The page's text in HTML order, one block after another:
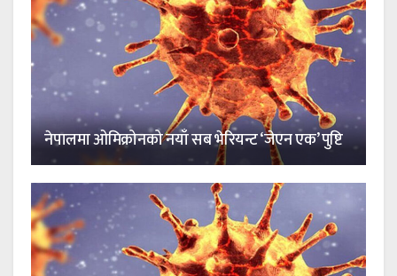
नेपालमा ओमिक्रोनको नयाँ सब भेरियन्ट ‘जेएन एक’ पुष्टि